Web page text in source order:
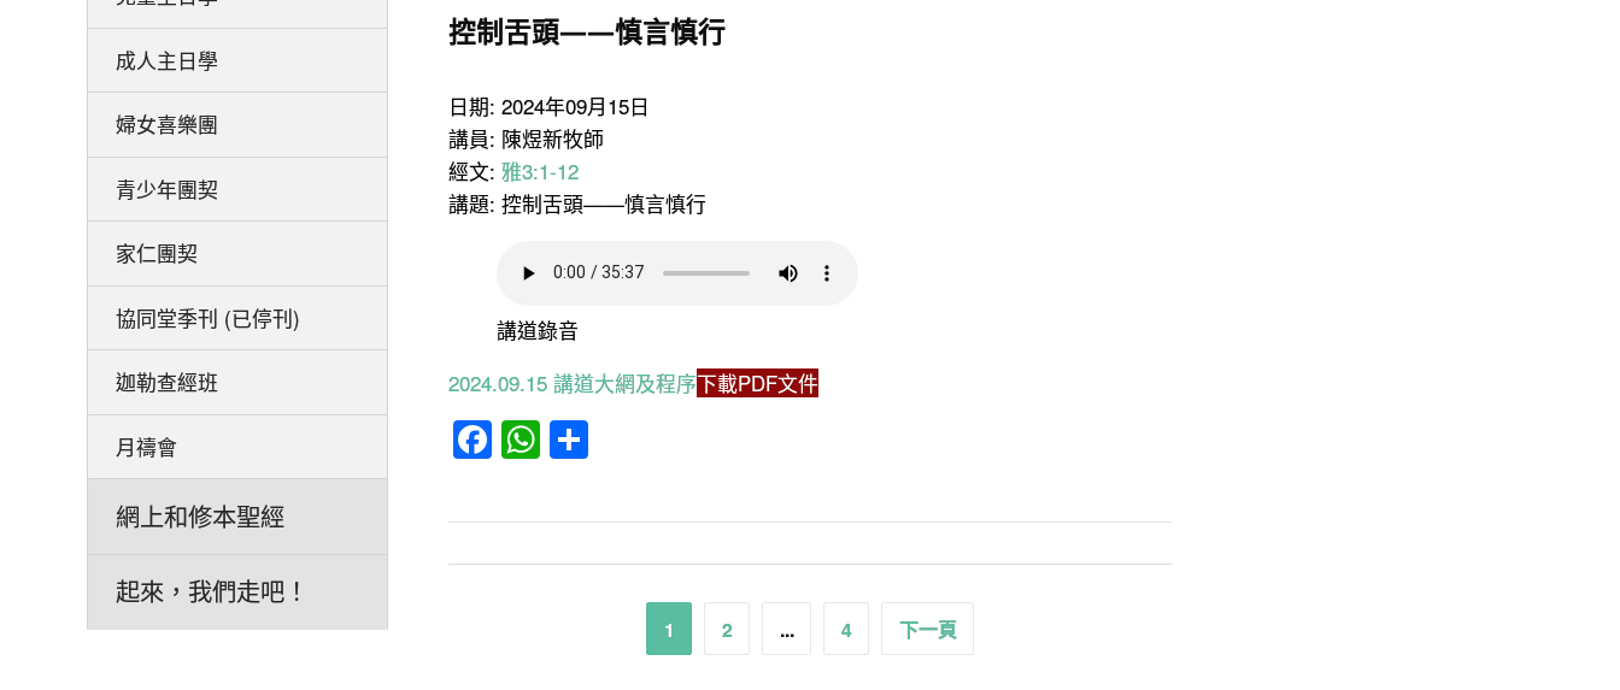
成人主日學
婦女喜樂團
青少年團契
家仁團契
協同堂季刊 (已停刊)
迦勒查經班
月禱會
網上和修本聖經
起來，我們走吧！
控制舌頭——慎言慎行
日期: 2024年09月15日
講員: 陳煜新牧師
經文: 雅3:1-12
講題: 控制舌頭——慎言慎行
講道錄音
2024.09.15 講道大網及程序下載PDF文件
Facebook
WhatsApp
1 2 ... 4 下一頁